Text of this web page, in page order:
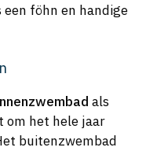
een föhn en handige
als
om het hele jaar
buitenzwembad